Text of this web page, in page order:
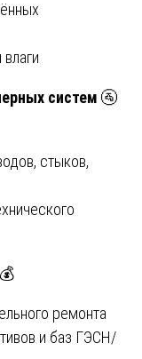
систем 🚰
стыков,
💰
ремонта
и баз ГЭСН/